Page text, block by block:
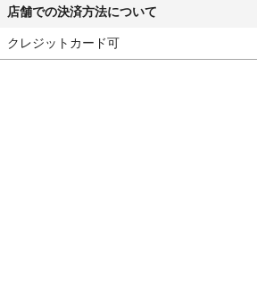
店舗での決済方法について
クレジットカード可